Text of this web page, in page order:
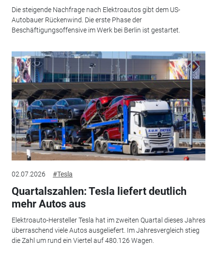
Die steigende Nachfrage nach Elektroautos gibt dem US-
Autobauer Rückenwind. Die erste Phase der
Beschäftigungsoffensive im Werk bei Berlin ist gestartet.
02.07.2026 #Tesla
Quartalszahlen: Tesla liefert deutlich
mehr Autos aus
Elektroauto-Hersteller Tesla hat im zweiten Quartal dieses Jahres
überraschend viele Autos ausgeliefert. Im Jahresvergleich stieg
die Zahl um rund ein Viertel auf 480.126 Wagen.